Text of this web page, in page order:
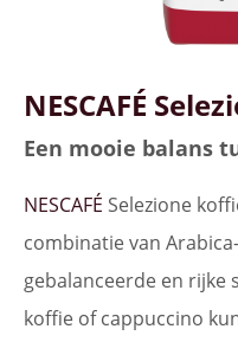
NESCAFÉ
Een mooie balans
NESCAFÉ Selezione
combinatie van
gebalanceerde en rijke
koffie of cappuccino